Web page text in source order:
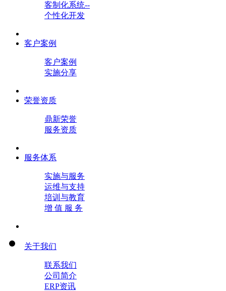
客制化系统--
个性化开发
客户案例
客户案例
实施分享
荣誉资质
鼎新荣誉
服务资质
服务体系
实施与服务
运维与支持
培训与教育
增 值 服 务
关于我们
联系我们
公司简介
ERP资讯